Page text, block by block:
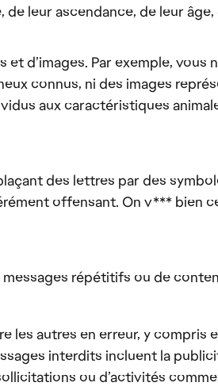
leur ascendance, de leur âge,
d’images. Par exemple, vous
connus, ni des images
aux caractéristiques
des lettres par des
offensant. On v*** bien
messages répétitifs ou de
les autres en erreur, y compris
interdits incluent la
ou d’activités